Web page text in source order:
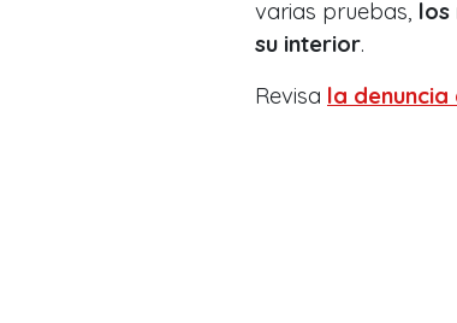
varias pruebas, los
su interior.
Revisa la denuncia